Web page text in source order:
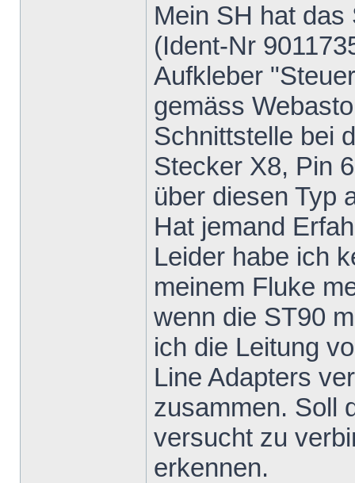
Mein SH hat
(Ident-Nr
Aufkleber
gemäss
Schnittstelle bei
Stecker X8, Pin
über diesen Typ
Hat jemand
Leider habe ich
meinem Fluke
wenn die ST90
ich die Leitung
Line Adapters
zusammen. Soll
versucht zu
erkennen.